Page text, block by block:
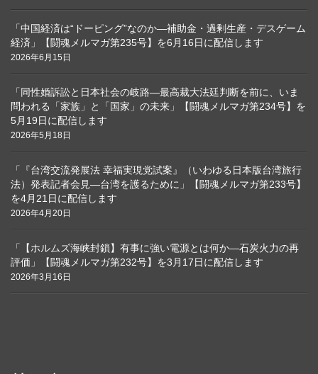
「中国経済は“ドーピング”なのか―補助金・過剰生産・デスゲーム
経済」【闘魂メルマガ第235号】を6月16日に配信します
2026年6月15日
「同性婚訴訟と日本社会の岐路―最高裁大法廷判断を前に、いま
問われる「家族」と「国家」の未来」【闘魂メルマガ第234号】を
5月19日に配信します
2026年5月18日
「『台湾交流発展法 幸福実現党試案』（いわゆる日本版台湾旅行
法）発表記者会見―台湾を護るために」【闘魂メルマガ第233号】
を4月21日に配信します
2026年4月20日
「【ホルムズ海峡封鎖】有事に強い電源とは何か―石炭火力の再
評価」【闘魂メルマガ第232号】を3月17日に配信します
2026年3月16日